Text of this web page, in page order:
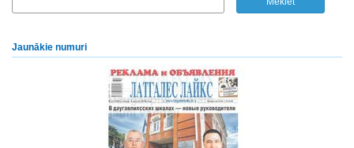
Jaunākie numuri